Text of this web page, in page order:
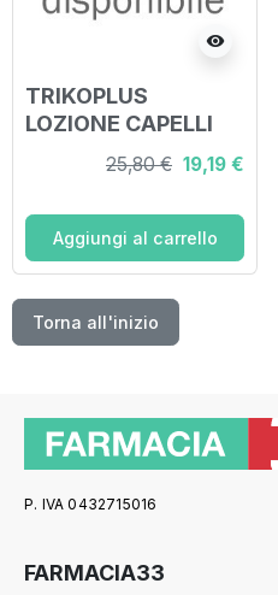
visibility
TRIKOPLUS
LOZIONE CAPELLI
25,80 € 19,19 €
Aggiungi al carrello
Torna all'inizio
P. IVA 0432715016
FARMACIA33